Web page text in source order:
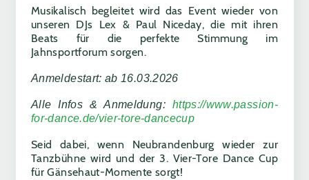
Musikalisch begleitet wird das Event wieder von
unseren DJs Lex & Paul Niceday, die mit ihren
Beats für die perfekte Stimmung im
Jahnsportforum sorgen.
Anmeldestart: ab 16.03.2026
Alle Infos & Anmeldung: https://www.passion-
for-dance.de/vier-tore-dancecup
Seid dabei, wenn Neubrandenburg wieder zur
Tanzbühne wird und der 3. Vier-Tore Dance Cup
für Gänsehaut-Momente sorgt!